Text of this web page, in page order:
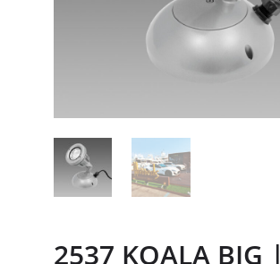
2537 KOALA BIG |